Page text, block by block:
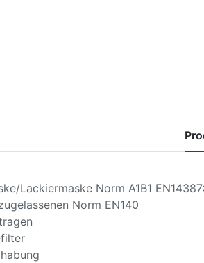
Lackiermaske Norm A1B1
Norm EN140